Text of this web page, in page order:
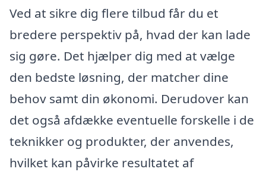
Ved at sikre dig flere tilbud får du et
bredere perspektiv på, hvad der kan lade
sig gøre. Det hjælper dig med at vælge
den bedste løsning, der matcher dine
behov samt din økonomi. Derudover kan
det også afdække eventuelle forskelle i de
teknikker og produkter, der anvendes,
hvilket kan påvirke resultatet af